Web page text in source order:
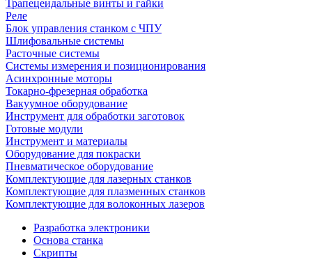
Трапецеидальные винты и гайки
Реле
Блок управления станком с ЧПУ
Шлифовальные системы
Расточные системы
Системы измерения и позиционирования
Асинхронные моторы
Токарно-фрезерная обработка
Вакуумное оборудование
Инструмент для обработки заготовок
Готовые модули
Инструмент и материалы
Оборудование для покраски
Пневматическое оборудование
Комплектующие для лазерных станков
Комплектующие для плазменных станков
Комплектующие для волоконных лазеров
Разработка электроники
Основа станка
Скрипты